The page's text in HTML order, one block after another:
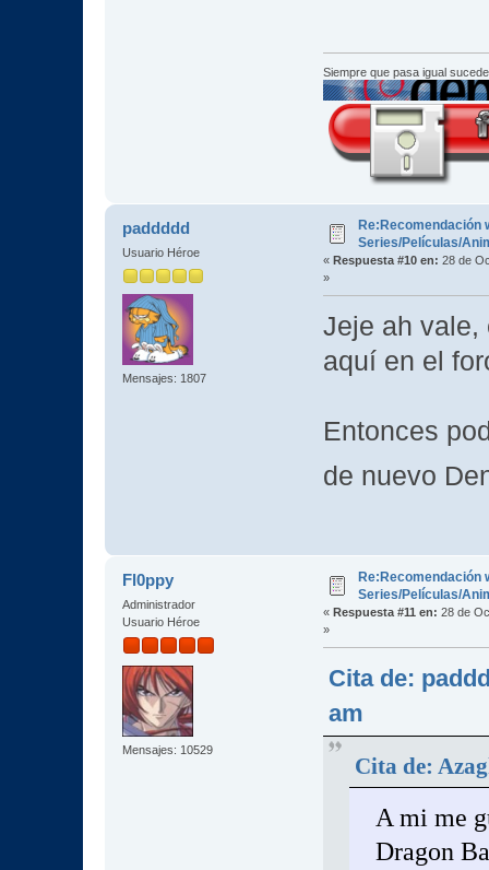
Siempre que pasa igual
paddddd
Usuario Héroe
Mensajes: 1807
Re:Recomendación
Series/Películas/
« Respuesta #10 en: 28 de
»
Jeje ah vale,
aquí en el
Entonces
de nuevo
Fl0ppy
Administrador
Usuario Héroe
Mensajes: 10529
Re:Recomendación
Series/Películas/
« Respuesta #11 en: 28 de
»
Cita de:
am
Cita de:
A mi me
Dragon